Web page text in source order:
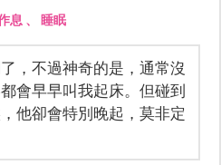
息 、 睡眠
，不過神奇的是，通常沒
會早早叫我起床。但碰到
他卻會特別晚起，莫非定